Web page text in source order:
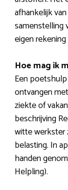
afhankelijk
samenstelling
eigen
Hoe mag ik
Een
ontvangen
ziekte of
beschrijving
witte werkster
belasting. In
handen
Helpling).